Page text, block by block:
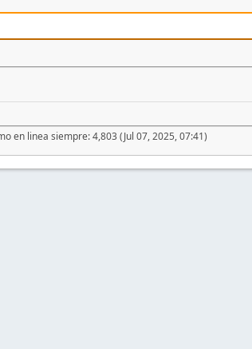
en linea siempre: 4,803 (Jul 07, 2025, 07:41)